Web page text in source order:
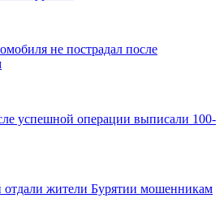
не пострадал после
успешной операции выписали 100-
отдали жители Бурятии мошенникам